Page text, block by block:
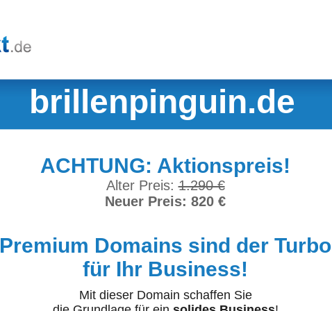
brillenpinguin.de
ACHTUNG: Aktionspreis!
Alter Preis:1.290 €
Neuer Preis: 820 €
Premium Domains sind der Turbo
für Ihr Business!
Mit dieser Domain schaffen Sie